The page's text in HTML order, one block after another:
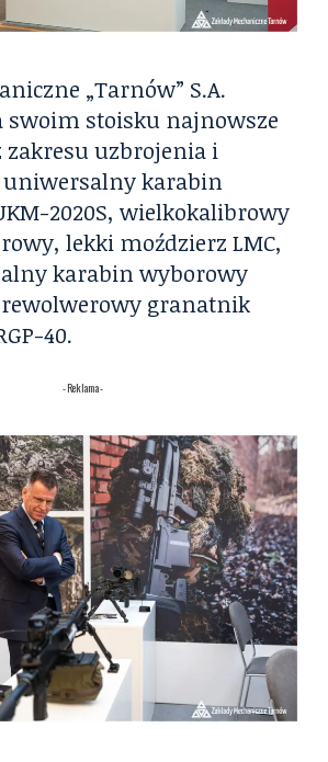
„Tarnów” S.A.
swoim stoisku najnowsze
zakresu uzbrojenia i
uniwersalny karabin
2020S, wielkokalibrowy
lekki moździerz LMC,
karabin wyborowy
rewolwerowy granatnik
40.
- Reklama -